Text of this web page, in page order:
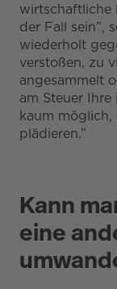
wirtschaftliche
der Fall sein”,
wiederholt
verstoßen, zu
angesammelt
am Steuer
kaum möglich,
plädieren.”
Kann
eine